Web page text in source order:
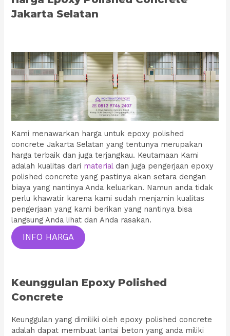
Jakarta Selatan
Kami menawarkan harga untuk epoxy polished
concrete Jakarta Selatan yang tentunya merupakan
harga terbaik dan juga terjangkau. Keutamaan Kami
adalah kualitas dari materialdan juga pengerjaan epoxy
polished concrete yang pastinya akan setara dengan
biaya yang nantinya Anda keluarkan. Namun anda tidak
perlu khawatir karena kami sudah menjamin kualitas
pengerjaan yang kami berikan yang nantinya bisa
langsung Anda lihat dan Anda rasakan.
INFO HARGA
Keunggulan Epoxy Polished
Concrete
Keunggulan yang dimiliki oleh epoxy polished concrete
adalah dapat membuat lantai beton yang anda miliki